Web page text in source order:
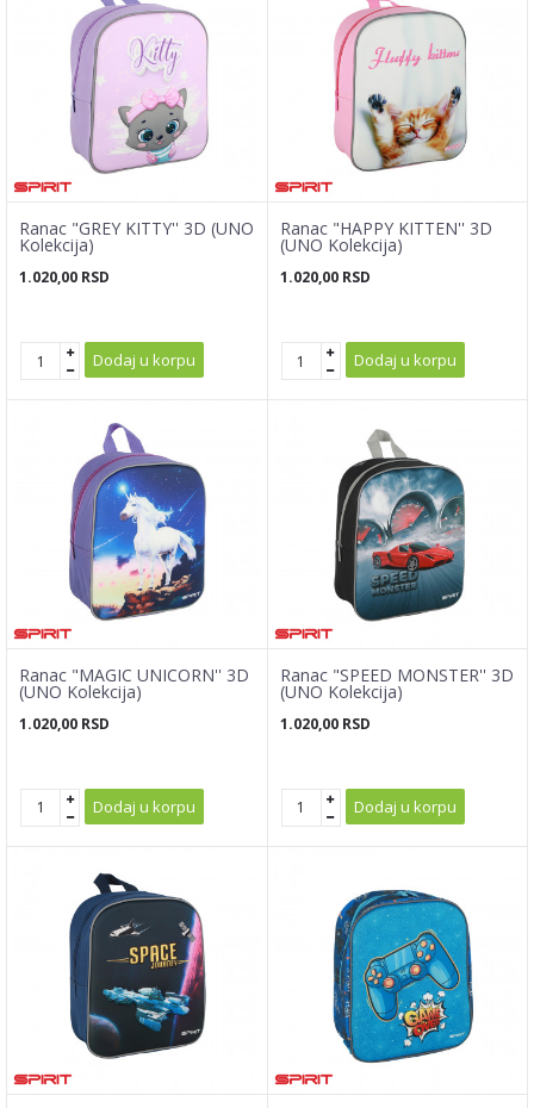
Ranac "GREY KITTY'' 3D (UNO
Kolekcija)
1.020,00 RSD
Dodaj u korpu
Ranac "HAPPY KITTEN'' 3D
(UNO Kolekcija)
1.020,00 RSD
Dodaj u korpu
Ranac "MAGIC UNICORN'' 3D
(UNO Kolekcija)
1.020,00 RSD
Dodaj u korpu
Ranac "SPEED MONSTER'' 3D
(UNO Kolekcija)
1.020,00 RSD
Dodaj u korpu